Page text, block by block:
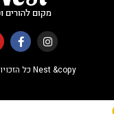
Nest &copy כל הזכויות שמורות